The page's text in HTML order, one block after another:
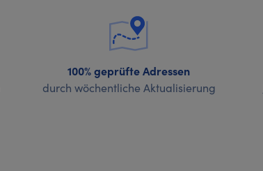
100% geprüfte Adressen
durch wöchentliche Aktualisierung